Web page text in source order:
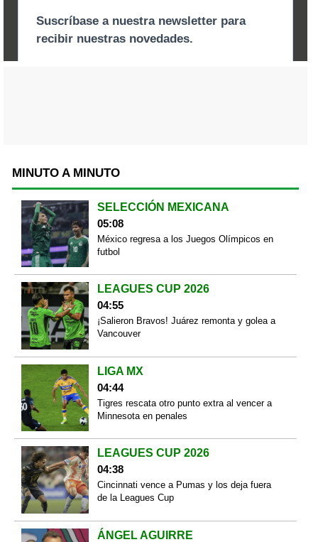
MINUTO A MINUTO
SELECCIÓN MEXICANA
05:08
México regresa a los Juegos Olímpicos en
futbol
LEAGUES CUP 2026
04:55
¡Salieron Bravos! Juárez remonta y golea a
Vancouver
LIGA MX
04:44
Tigres rescata otro punto extra al vencer a
Minnesota en penales
LEAGUES CUP 2026
04:38
Cincinnati vence a Pumas y los deja fuera
de la Leagues Cup
ÁNGEL AGUIRRE